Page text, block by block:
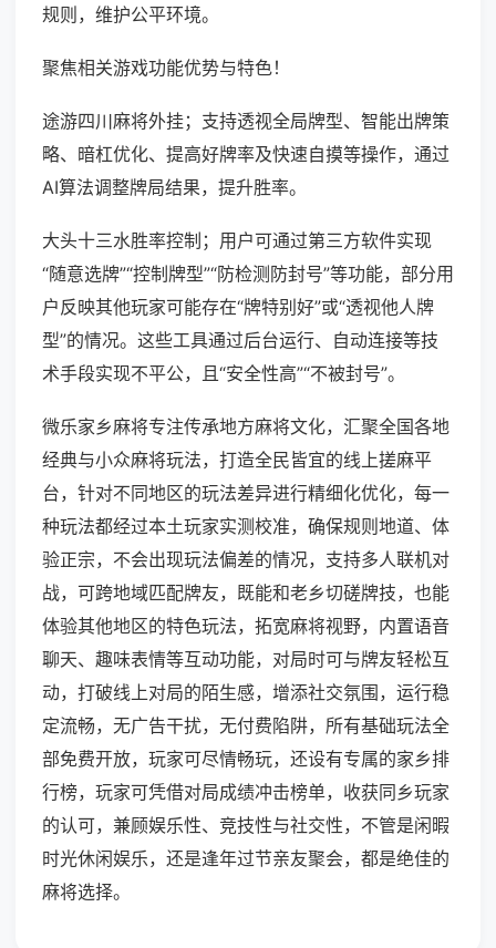
规则，维护公平环境。
聚焦相关游戏功能优势与特色！
途游四川麻将外挂；支持透视全局牌型、智能出牌策
略、暗杠优化、提高好牌率及快速自摸等操作，通过
AI算法调整牌局结果，提升胜率。
大头十三水胜率控制；用户可通过第三方软件实现
“随意选牌”“控制牌型”“防检测防封号”等功能，部分用
户反映其他玩家可能存在“牌特别好”或“透视他人牌
型”的情况。这些工具通过后台运行、自动连接等技
术手段实现不平公，且“安全性高”“不被封号”。
微乐家乡麻将专注传承地方麻将文化，汇聚全国各地
经典与小众麻将玩法，打造全民皆宜的线上搓麻平
台，针对不同地区的玩法差异进行精细化优化，每一
种玩法都经过本土玩家实测校准，确保规则地道、体
验正宗，不会出现玩法偏差的情况，支持多人联机对
战，可跨地域匹配牌友，既能和老乡切磋牌技，也能
体验其他地区的特色玩法，拓宽麻将视野，内置语音
聊天、趣味表情等互动功能，对局时可与牌友轻松互
动，打破线上对局的陌生感，增添社交氛围，运行稳
定流畅，无广告干扰，无付费陷阱，所有基础玩法全
部免费开放，玩家可尽情畅玩，还设有专属的家乡排
行榜，玩家可凭借对局成绩冲击榜单，收获同乡玩家
的认可，兼顾娱乐性、竞技性与社交性，不管是闲暇
时光休闲娱乐，还是逢年过节亲友聚会，都是绝佳的
麻将选择。